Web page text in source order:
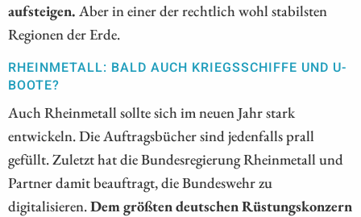
aufsteigen. Aber in einer der rechtlich wohl stabilsten
Regionen der Erde.
RHEINMETALL: BALD AUCH KRIEGSSCHIFFE UND U-
BOOTE?
Auch Rheinmetall sollte sich im neuen Jahr stark
entwickeln. Die Auftragsbücher sind jedenfalls prall
gefüllt. Zuletzt hat die Bundesregierung Rheinmetall und
Partner damit beauftragt, die Bundeswehr zu
digitalisieren.Dem größten deutschen Rüstungskonzern